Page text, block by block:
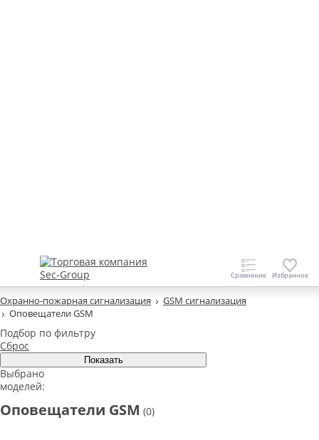
Охранно-пожарная сигнализация
GSM сигнализация
Оповещатели GSM
Подбор по фильтру
Сброс
Выбрано
моделей:
Оповещатели GSM (0)